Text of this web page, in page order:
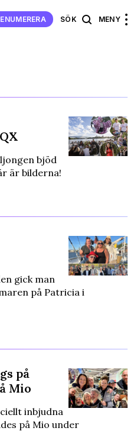
SÖK MENY
bjöd
är bilderna!
gick man
på Patricia i
på
Mio
inbjudna
på Mio under